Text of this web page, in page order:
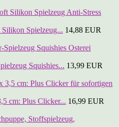
Spielzeug... 14,88 EUR
Squishies... 13,99 EUR
cm: Plus Clicker... 16,99 EUR